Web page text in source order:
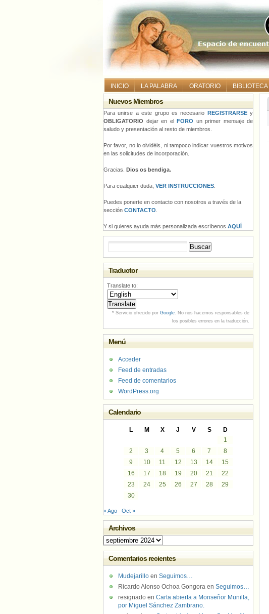
INICIO LA PALABRA ORATORIO BIBLIOTECA
Nuevos Miembros
Para unirse a este grupo es necesario REGISTRARSEy
OBLIGATORIO dejar en el FORO un primer mensaje de
saludo y presentación al resto de miembros.
Por favor, no lo olvidéis, ni tampoco indicar vuestros motivos
en las solicitudes de incorporación.
Gracias. Dios os bendiga.
Para cualquier duda, VER INSTRUCCIONES
Puedes ponerte en contacto con nosotros a través de la
sección CONTACTO
Y si quieres ayuda más personalizada escríbenos AQUÍ
Traductor
Translate to:
* Servicio ofrecido por Google. No nos hacemos responsables de
los posibles errores en la traducción.
Menú
Acceder
Feed de entradas
Feed de comentarios
WordPress.org
Calendario
L M X J V S
D
1
2
3 4 5 6 7
8
9
10 11 12 13 14
15
16
17 18 19 20 21
22
23
24 25 26 27 28
29
30
« Ago Oct »
Archivos
Archivos
Comentarios recientes
Mudejarillo en Seguimos…
Ricardo Alonso Ochoa Gongora en Seguimos…
resignado en Carta abierta a Monseñor Munilla,
por Miguel Sánchez Zambrano.